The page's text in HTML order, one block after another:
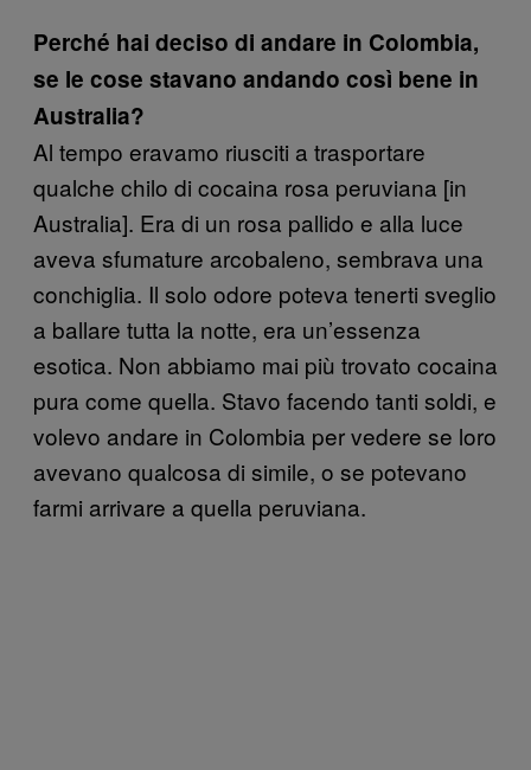
Perché hai deciso di andare in Colombia,
se le cose stavano andando così bene in
Australia?
Al tempo eravamo riusciti a trasportare
qualche chilo di cocaina rosa peruviana [in
Australia]. Era di un rosa pallido e alla luce
aveva sfumature arcobaleno, sembrava una
conchiglia. Il solo odore poteva tenerti sveglio
a ballare tutta la notte, era un’essenza
esotica. Non abbiamo mai più trovato cocaina
pura come quella. Stavo facendo tanti soldi, e
volevo andare in Colombia per vedere se loro
avevano qualcosa di simile, o se potevano
farmi arrivare a quella peruviana.